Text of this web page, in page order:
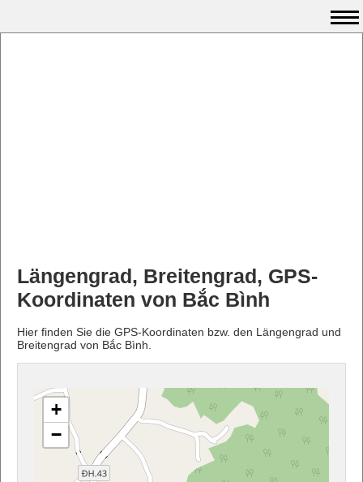
Längengrad, Breitengrad, GPS-
Koordinaten von Bắc Bình
Hier finden Sie die GPS-Koordinaten bzw. den Längengrad und
Breitengrad von Bắc Bình.
+
−